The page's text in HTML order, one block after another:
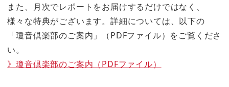
また、月次でレポートをお届けするだけではなく、
様々な特典がございます。詳細については、以下の
「瓊音倶楽部のご案内」（PDFファイル）をご覧くださ
い。
》瓊音倶楽部のご案内（PDFファイル）